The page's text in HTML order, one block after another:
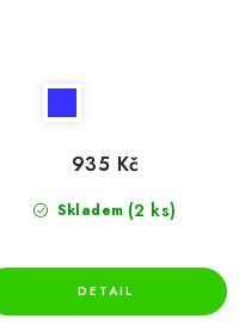
Skladem (2 ks)
935 Kč